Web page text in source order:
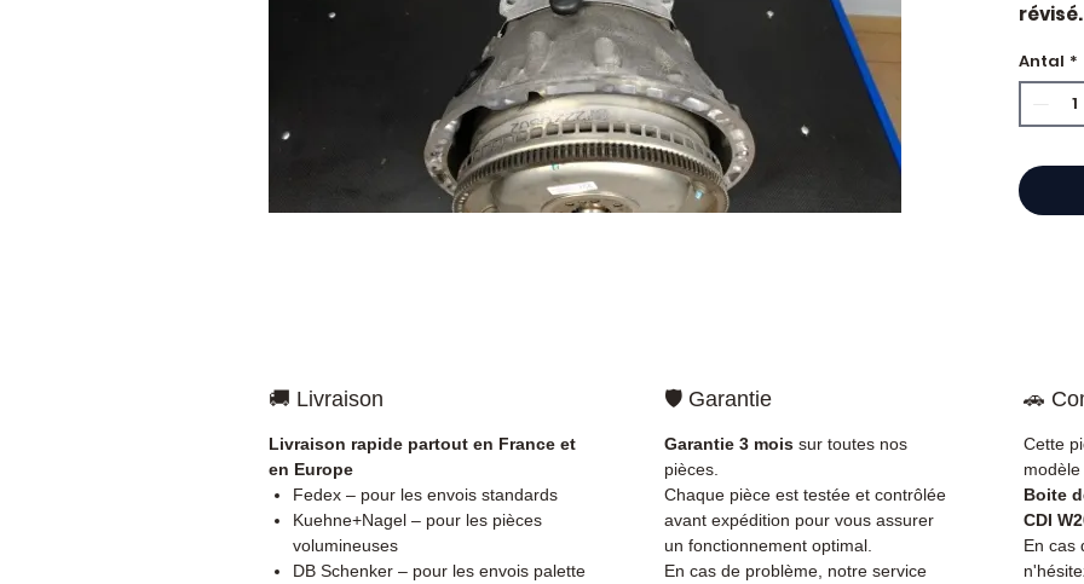
2.2L.
à
Antal *
🚚 Livraison
Livraison rapide partout en France et
en Europe
Fedex – pour les envois standards
Kuehne+Nagel – pour les pièces
volumineuses
DB Schenker – pour les envois palette
🛡️ Garantie
Garantie 3 mois sur toutes nos
pièces.
Chaque pièce est testée et contrôlée
avant expédition pour vous assurer
un fonctionnement optimal.
En cas de problème, notre service
🚗
Cette
Boite
CDI
En cas